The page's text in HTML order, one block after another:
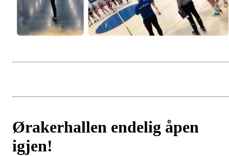
Ørakerhallen endelig åpen
igjen!